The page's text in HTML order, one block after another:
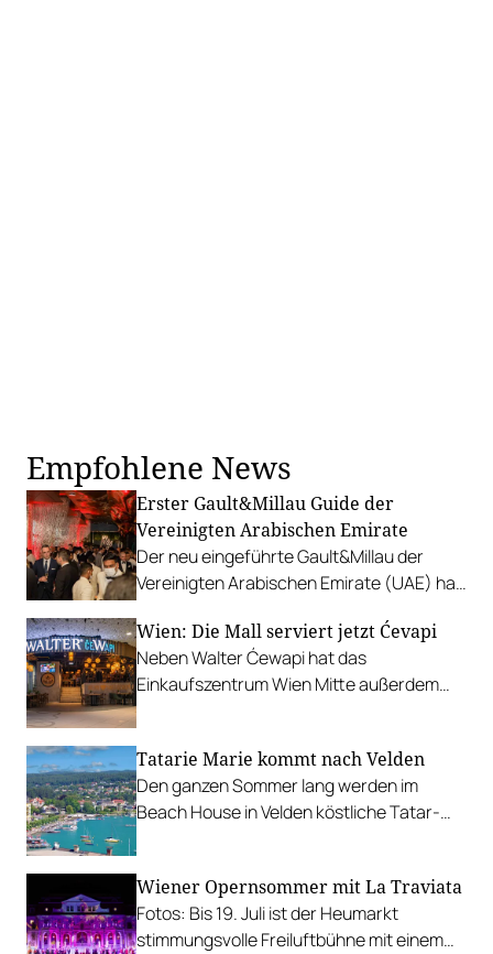
Empfohlene News
Erster Gault&Millau Guide der
Vereinigten Arabischen Emirate
Der neu eingeführte Gault&Millau der
Vereinigten Arabischen Emirate (UAE) hat
gekürt. Grégoire Berger vom Ossiano
wurde zum Koch des Jahres gekürt.
Wien: Die Mall serviert jetzt Ćevapi
Neben Walter Ćewapi hat das
Einkaufszentrum Wien Mitte außerdem
Tatarie Marie kommt nach Velden
Den ganzen Sommer lang werden im
Beach House in Velden köstliche Tatar-
Wiener Opernsommer mit La Traviata
Fotos: Bis 19. Juli ist der Heumarkt
stimmungsvolle Freiluftbühne mit einem